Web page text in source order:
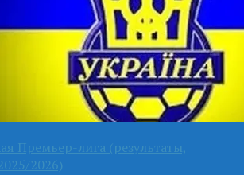
Премьер-лига (результаты,
2026)